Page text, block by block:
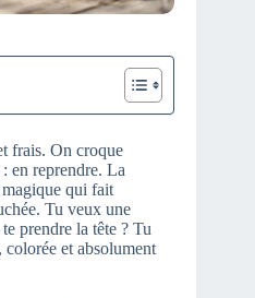
frais. On croque
: en reprendre. La
magique qui fait
Tu veux une
prendre la tête ? Tu
et absolument